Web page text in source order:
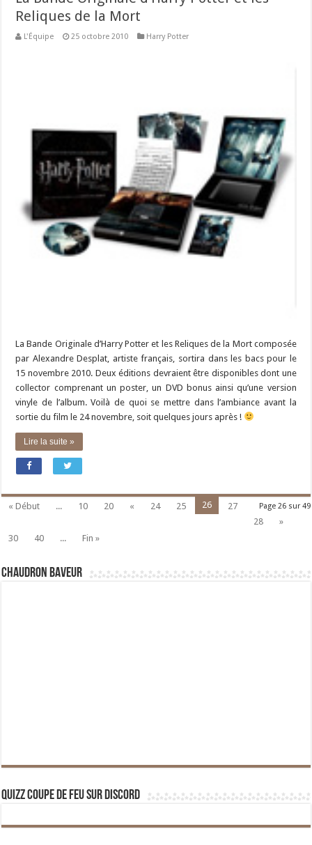
Reliques de la Mort
L'Équipe 25 octobre 2010 Harry Potter
La Bande Originale d’Harry Potter et les Reliques de la Mort composée
par Alexandre Desplat, artiste français, sortira dans les bacs pour le
15 novembre 2010. Deux éditions devraient être disponibles dont une
collector comprenant un poster, un DVD bonus ainsi qu’une version
vinyle de l’album. Voilà de quoi se mettre dans l’ambiance avant la
sortie du film le 24 novembre, soit quelques jours après !
Lire la suite »
Page 26 sur 49
« Début ... 10 20 « 24 25 26
27
28
»
30
40 ... Fin »
Chaudron Baveur
Quizz Coupe de Feu sur Discord